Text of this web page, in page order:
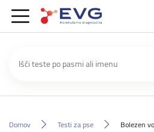
Domov Testi za pse Bolezen